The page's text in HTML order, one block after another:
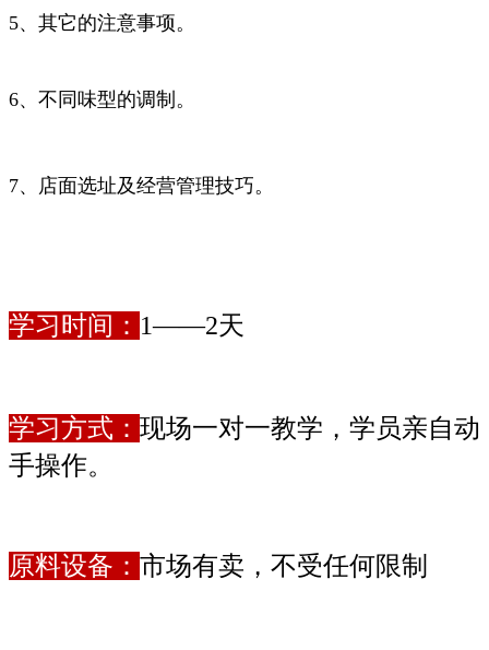
5、其它的注意事项。
6、不同味型的调制。
7、店面选址及经营管理技巧。
学习时间： 1——2天
学习方式： 现场一对一教学，学员亲自动
手操作。
原料设备： 市场有卖，不受任何限制